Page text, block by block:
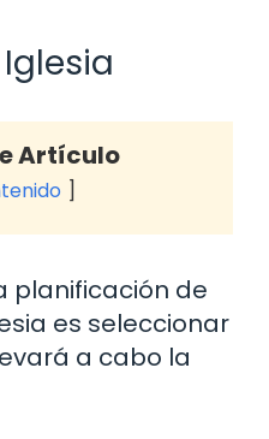
Artículo
planificación de
es seleccionar
a cabo la